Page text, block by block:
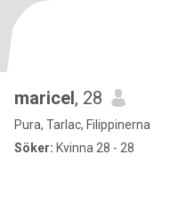
maricel, 28
Pura, Tarlac, Filippinerna
Söker: Kvinna 28 - 28